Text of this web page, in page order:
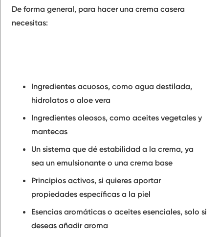
De forma general, para hacer una crema casera
necesitas:
Ingredientes acuosos, como agua destilada,
hidrolatos o aloe vera
Ingredientes oleosos, como aceites vegetales y
mantecas
Un sistema que dé estabilidad a la crema, ya
sea un emulsionante o una crema base
Principios activos, si quieres aportar
propiedades específicas a la piel
Esencias aromáticas o aceites esenciales, solo si
deseas añadir aroma